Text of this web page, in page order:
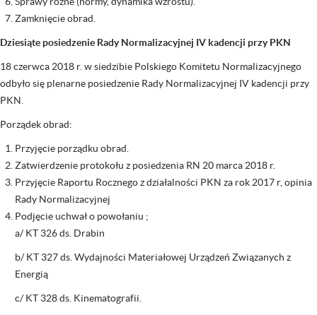
Zamknięcie obrad.
Dziesiąte posiedzenie Rady Normalizacyjnej IV kadencji przy PKN
18 czerwca 2018 r. w siedzibie Polskiego Komitetu Normalizacyjnego
odbyło się plenarne posiedzenie Rady Normalizacyjnej IV kadencji przy
PKN.
Porządek obrad:
Przyjęcie porządku obrad.
Zatwierdzenie protokołu z posiedzenia RN 20 marca 2018 r.
Przyjęcie Raportu Rocznego z działalności PKN za rok 2017 r, opinia
Rady Normalizacyjnej
Podjęcie uchwał o powołaniu ;
a/ KT 326 ds. Drabin
b/ KT 327 ds. Wydajności Materiałowej Urządzeń Związanych z
Energią
c/ KT 328 ds. Kinematografii.